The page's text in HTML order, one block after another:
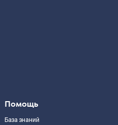
Помощь
База знаний